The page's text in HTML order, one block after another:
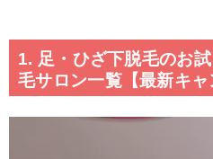
1. 足・ひざ下脱毛のお
毛サロン一覧【最新キャ